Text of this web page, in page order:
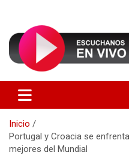
FM Patagonia
Inicio
Portugal y Croacia se
mejores del Mundial